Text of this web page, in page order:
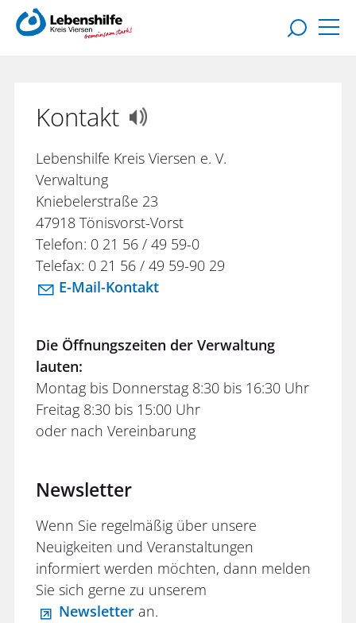
Kontakt
Lebenshilfe Kreis Viersen e. V.
Verwaltung
Kniebelerstraße 23
47918 Tönisvorst-Vorst
Telefon: 0 21 56 / 49 59-0
Telefax: 0 21 56 / 49 59-90 29
E-Mail-Kontakt
Die Öffnungszeiten der Verwaltung
lauten:
Montag bis Donnerstag 8:30 bis 16:30 Uhr
Freitag 8:30 bis 15:00 Uhr
oder nach Vereinbarung
Newsletter
Wenn Sie regelmäßig über unsere
Neuigkeiten und Veranstaltungen
informiert werden möchten, dann melden
Sie sich gerne zu unserem
Newsletter an.